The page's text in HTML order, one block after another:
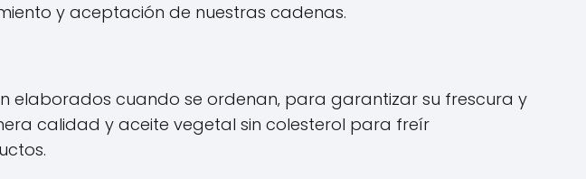
y aceptación de nuestras cadenas.
elaborados cuando se ordenan‚ para garantizar su frescura y
calidad y aceite vegetal sin colesterol para freír